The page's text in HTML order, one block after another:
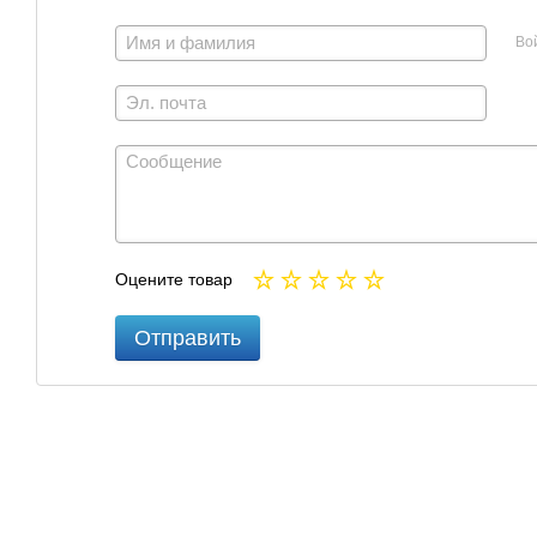
Оцените товар
Отправить